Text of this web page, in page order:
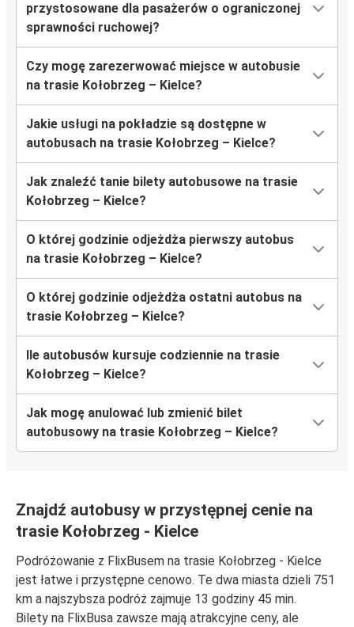
przystosowane dla pasażerów o ograniczonej
sprawności ruchowej?
Czy mogę zarezerwować miejsce w autobusie
na trasie Kołobrzeg – Kielce?
Jakie usługi na pokładzie są dostępne w
autobusach na trasie Kołobrzeg – Kielce?
Jak znaleźć tanie bilety autobusowe na trasie
Kołobrzeg – Kielce?
O której godzinie odjeżdża pierwszy autobus
na trasie Kołobrzeg – Kielce?
O której godzinie odjeżdża ostatni autobus na
trasie Kołobrzeg – Kielce?
Ile autobusów kursuje codziennie na trasie
Kołobrzeg – Kielce?
Jak mogę anulować lub zmienić bilet
autobusowy na trasie Kołobrzeg – Kielce?
Znajdź autobusy w przystępnej cenie na
trasie Kołobrzeg - Kielce
Podróżowanie z FlixBusem na trasie Kołobrzeg - Kielce
jest łatwe i przystępne cenowo. Te dwa miasta dzieli 751
km a najszybsza podróż zajmuje 13 godziny 45 min.
Bilety na FlixBusa zawsze mają atrakcyjne ceny, ale